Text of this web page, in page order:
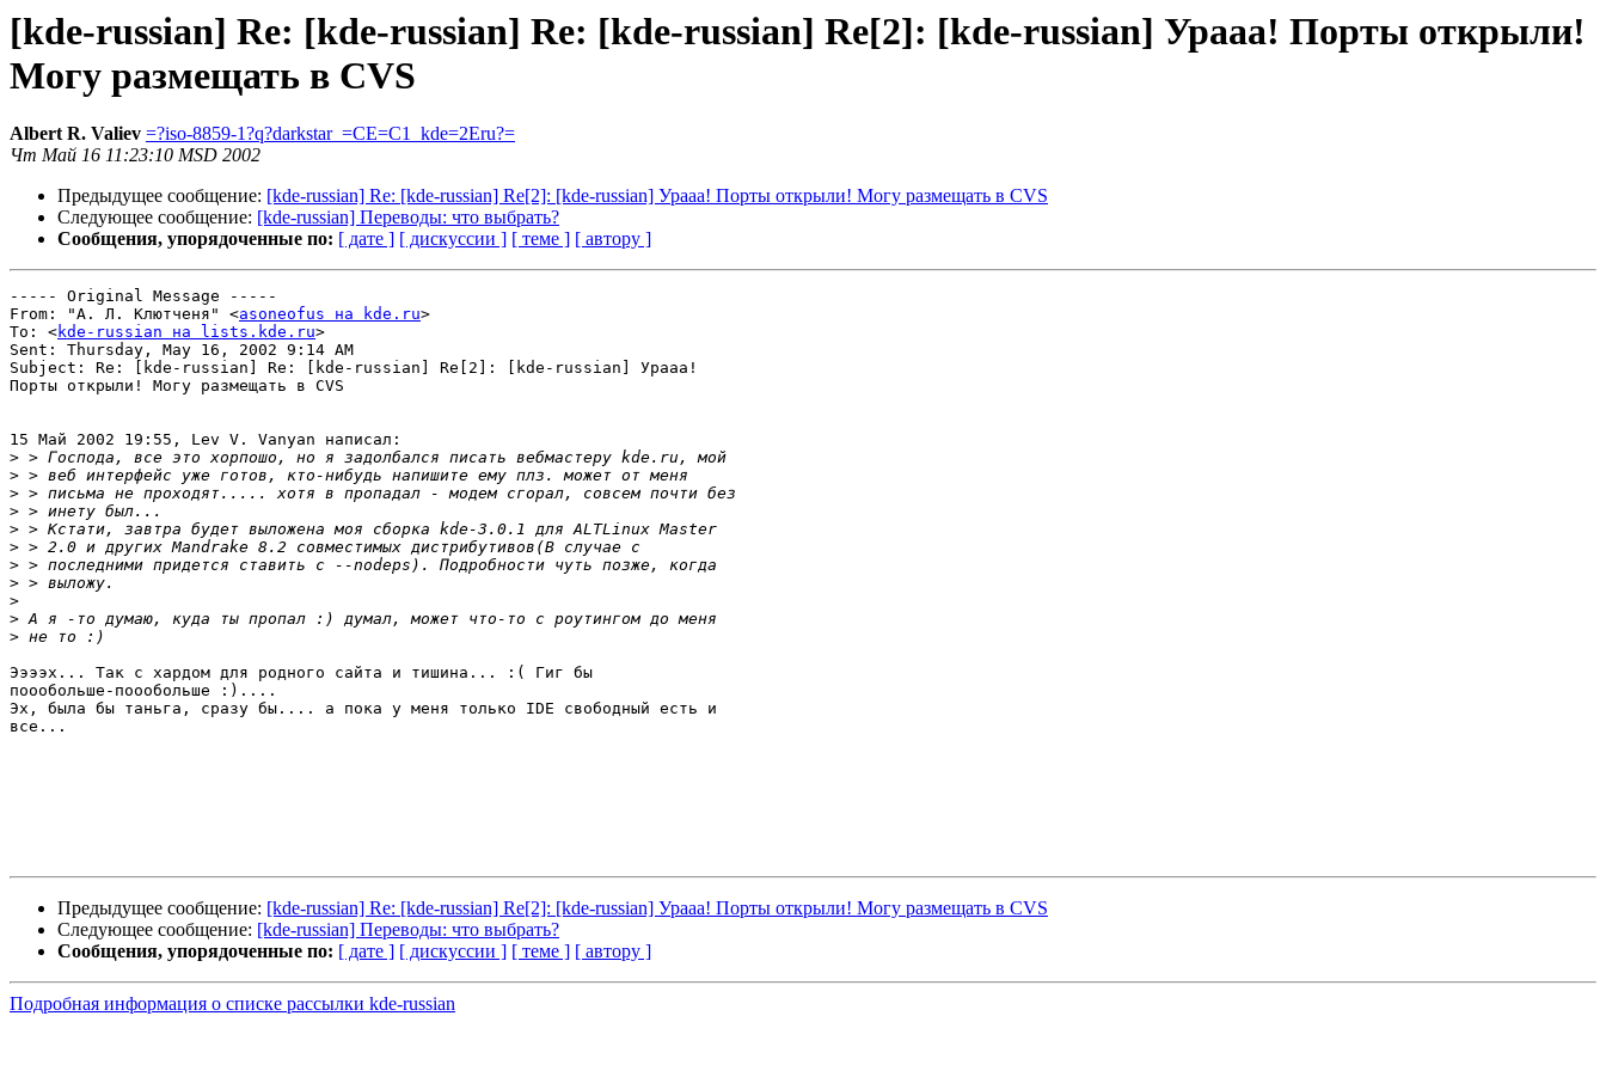
[kde-russian] Re: [kde-russian] Re: [kde-russian] Re[2]: [kde-russian] Урааа! Порты открыли!
Могу размещать в CVS
Albert R. Valiev =?iso-8859-1?q?darkstar_=CE=C1_kde=2Eru?=
Чт Май 16 11:23:10 MSD 2002
Предыдущее сообщение: [kde-russian] Re: [kde-russian] Re[2]: [kde-russian] Урааа! Порты открыли! Могу размещать в CVS
Следующее сообщение: [kde-russian] Переводы: что выбрать?
Сообщения, упорядоченные по: [ дате ] [ дискуссии ] [ теме ] [ автору ]
----- Original Message -----
From: "А. Л. Клютченя" <asoneofus на kde.ru>
To: <kde-russian на lists.kde.ru>
Sent: Thursday, May 16, 2002 9:14 AM
Subject: Re: [kde-russian] Re: [kde-russian] Re[2]: [kde-russian] Урааа!
Порты открыли! Могу размещать в CVS
15 Май 2002 19:55, Lev V. Vanyan написал:
>
>
>
>
>
>
>
>
>
>
>
Ээээх... Так с хардом для родного сайта и тишина... :( Гиг бы
поообольше-поообольше :)....
Эх, была бы таньга, сразу бы.... а пока у меня только IDE свободный есть и
все...
Предыдущее сообщение: [kde-russian] Re: [kde-russian] Re[2]: [kde-russian] Урааа! Порты открыли! Могу размещать в CVS
Следующее сообщение: [kde-russian] Переводы: что выбрать?
Сообщения, упорядоченные по: [ дате ] [ дискуссии ] [ теме ] [ автору ]
Подробная информация о списке рассылки kde-russian